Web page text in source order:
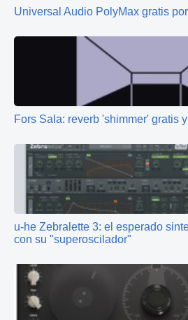
Universal Audio PolyMax gratis
Fors Sala: reverb 'shimmer' gratis
u-he Zebralette 3: el esperado
con su "superoscilador"